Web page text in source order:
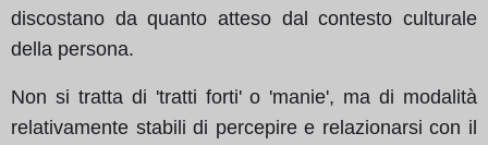
discostano da quanto atteso dal contesto culturale
della persona.
Non si tratta di 'tratti forti' o 'manie', ma di modalità
relativamente stabili di percepire e relazionarsi con il